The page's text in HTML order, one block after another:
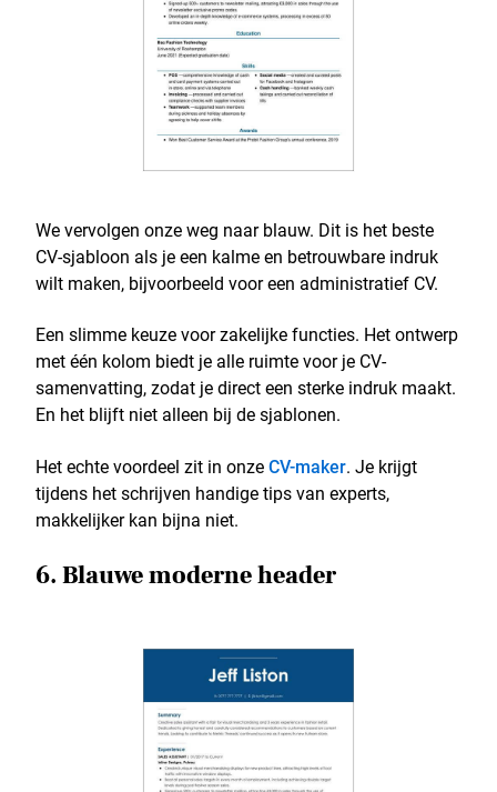
We vervolgen onze weg naar blauw. Dit is het beste
CV-sjabloon als je een kalme en betrouwbare indruk
wilt maken, bijvoorbeeld voor een administratief CV.
Een slimme keuze voor zakelijke functies. Het ontwerp
met één kolom biedt je alle ruimte voor je CV-
samenvatting, zodat je direct een sterke indruk maakt.
En het blijft niet alleen bij de sjablonen.
Het echte voordeel zit in onzeCV-maker. Je krijgt
tijdens het schrijven handige tips van experts,
makkelijker kan bijna niet.
6. Blauwe moderne header